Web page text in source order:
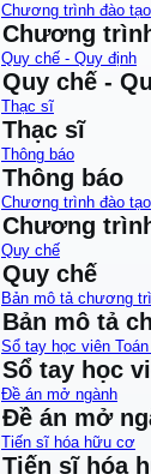
Chương trình đào tạo
Chương
Quy chế - Quy định
Quy chế -
Thạc sĩ
Thạc sĩ
Thông báo
Thông báo
Chương trình đào tạo
Chương
Quy chế
Quy chế
Bản mô tả chương
Bản mô tả
Sổ tay học viên
Sổ tay học
Đề án mở ngành
Đề án mở
Tiến sĩ hóa hữu cơ
Tiến sĩ hóa